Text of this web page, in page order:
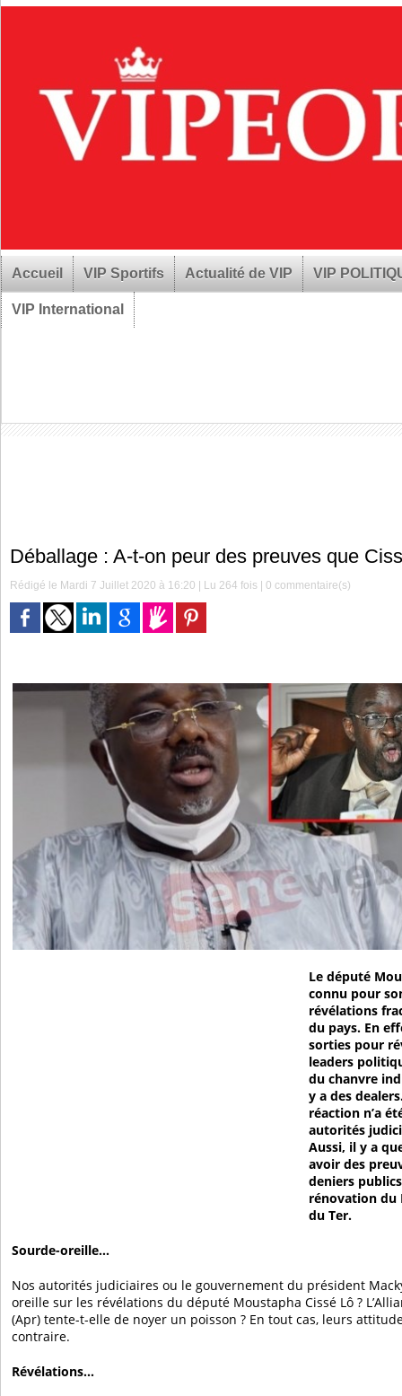
Accueil VIP Sportifs Actualité de VIP VIP
VIP International
Déballage : A-t-on peur des preuves que
Rédigé le Mardi 7 Juillet 2020 à 16:20 | Lu 264 fois |0 commentaire(s)
Le député
connu pour
révélations
du pays. En
sorties pour
leaders
du chanvre
y a des
réaction n’a
autorités
Aussi, il y a
avoir des
deniers
rénovation
du Ter.
Sourde-oreille…
Nos autorités judiciaires ou le gouvernement du président
oreille sur les révélations du député Moustapha Cissé Lô ?
(Apr) tente-t-elle de noyer un poisson ? En tout cas, leurs
contraire.
Révélations…